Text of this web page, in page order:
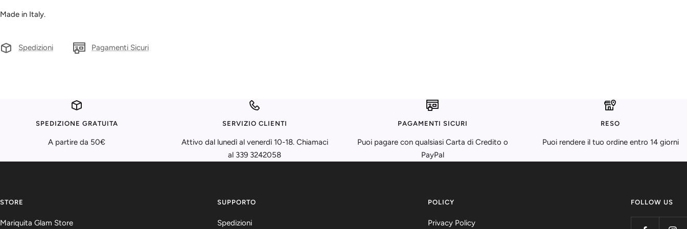
Made in Italy.
Spedizioni Pagamenti Sicuri
SPEDIZIONE GRATUITA
A partire da 50€
SERVIZIO CLIENTI
Attivo dal lunedì al venerdì 10-18. Chiamaci
al 339 3242058
PAGAMENTI SICURI
Puoi pagare con qualsiasi Carta di Credito o
PayPal
RESO
Puoi rendere il tuo ordine entro 14 giorni
STORE
Mariquita Glam Store
SUPPORTO
Spedizioni
POLICY
Privacy Policy
FOLLOW US